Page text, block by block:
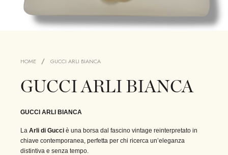
HOME GUCCI ARLI BIANCA
GUCCI ARLI BIANCA
GUCCI ARLI BIANCA
La Arli di Gucci è una borsa dal fascino vintage reinterpretato in
chiave contemporanea, perfetta per chi ricerca un’eleganza
distintiva e senza tempo.